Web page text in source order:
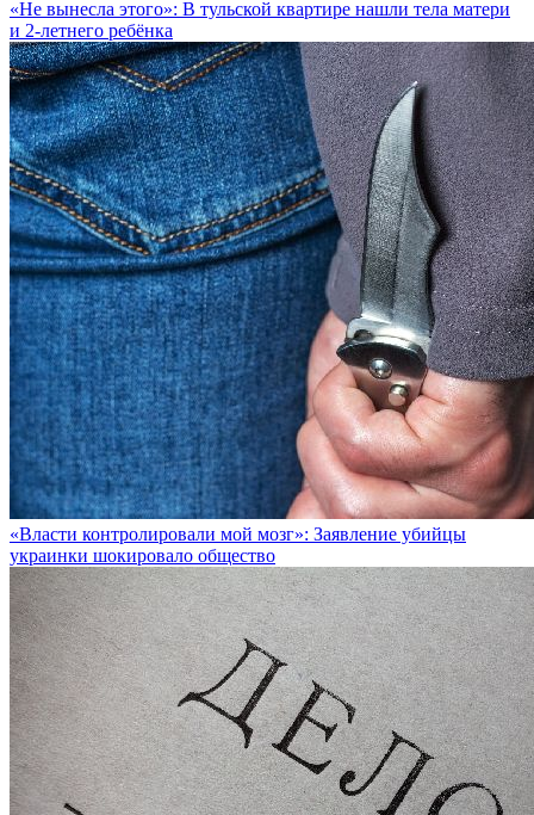
«Не вынесла этого»: В тульской квартире нашли тела матери
и 2-летнего ребёнка
«Власти контролировали мой мозг»: Заявление убийцы
украинки шокировало общество